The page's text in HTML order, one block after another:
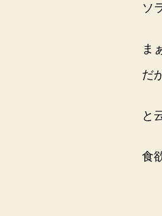
ソ
ま
だ
と
食